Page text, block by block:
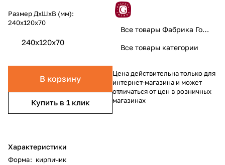
Размер ДхШхВ (мм):
240x120x70
240x120x70
В корзину
Купить в 1 клик
Характеристики
Форма: кирпичик
Все товары Фабрика Готика
Все товары категории
Цена действительна только для
интернет-магазина и может
отличаться от цен в розничных
магазинах